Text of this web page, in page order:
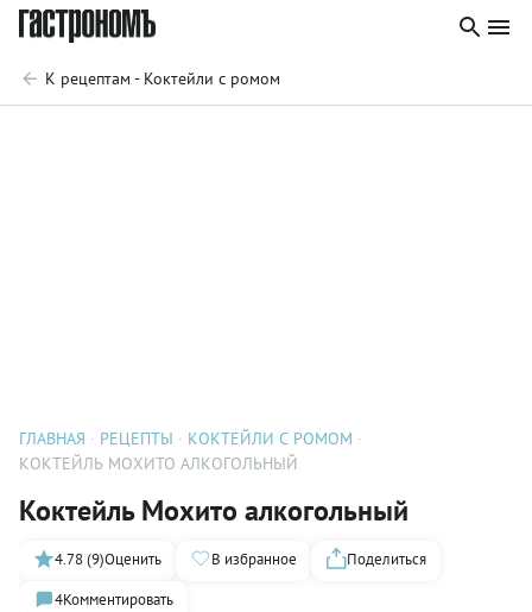
К рецептам - Коктейли с ромом
ГЛАВНАЯ РЕЦЕПТЫ
КОКТЕЙЛИ С РОМОМ
КОКТЕЙЛЬ МОХИТО АЛКОГОЛЬНЫЙ
Коктейль Мохито алкогольный
4.78 (9)Оценить В избранное
Поделиться
4Комментировать